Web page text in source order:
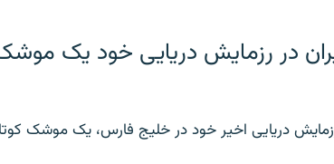
در رزمایش دریایی خود یک
دریایی اخیر خود در خلیج فارس، یک موشک